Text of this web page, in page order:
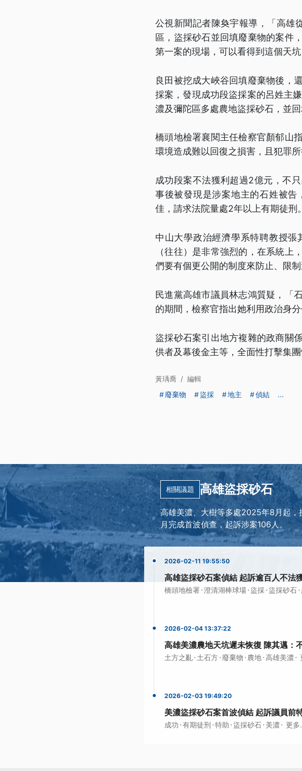
公視新聞記者陳奐宇報導，「高雄
區，盜採砂石並回填廢棄物的案件
第一案的現場，可以看得到這個天
良田被挖成大峽谷回填廢棄物後，
採案，發現成功段盜採案的呂姓主
濃及彌陀區多處農地盜採砂石，並回
橋頭地檢署襄閱主任檢察官顏郁山
環境造成難以回復之損害，且犯罪
成功段案不法獲利超過2億元，不
事後被發現是涉案地主的石姓被
佳，請求法院量處2年以上有期徒刑。
中山大學政治經濟學系特聘教授
（往往）是非常強烈的，在系統
們要有個更公開的制度來防止、限制
民進黨高雄市議員林志鴻質疑，「
的期間，檢察官指出她利用政治身
盜採砂石案引出地方複雜的政商關
供者及幕後金主等，全面性打擊集團
黃瑀喬 / 編輯
廢棄物
盜採 地主 偵結 ...
相關議題 高雄盜採砂石
高雄美濃、大樹等多處2025年8月起
月完成首波偵查，起訴涉案106人。
2026-02-11 19:55:50
高雄盜採砂石案偵結 起訴逾百人不法
橋頭地檢署 ·澄清湖棒球場·盜採·盜採砂石·
2026-02-04 13:37:22
高雄美濃農地天坑遲未恢復 陳其邁：
土方之亂· 土石方· 廢棄物 · 農地· 高雄美濃 ·
2026-02-03 19:49:20
美濃盜採砂石案首波偵結 起訴議員前
成功 ·有期徒刑 ·特助 ·盜採砂石· 美濃 · 更多